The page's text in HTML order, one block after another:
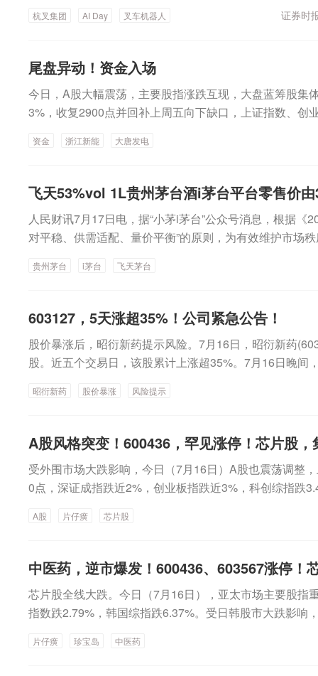
统研发验证过程中组织开展相应的仿真、场地及道路试
人的水平，同时不得对用户及其他道路使用者造成不合
和执行要求。三是规范人机交互与用户告知要求，防范
动驾驶系统的激活和退出过程应安全，并明确就绪、激活
的提示规范。对于L3级自动驾驶系统还应具备驾驶人接
引导用户正确认知与使用。四是完善多维度检验检测方
标准构建“企业保障能力检验+安全档案检验+确认性试验
对企业安全保障能力和产品安全档案的完整性和鲁棒性
国财政部长贝森特称，美国可能明日与伊朗达成协议以
宣布。我不会辞职，我会继续任职。”他表示，有人称伊
致，他们的目的是以此来制造分歧。政府与军方力量“完
位交给无能之人”。此前一段时间，有传闻称佩泽希齐扬
成交同比涨超三成据深圳市房地产信息平台数据，7月全
比上涨32.5%。拉长周期看，1—7月新房累计成交35104
住宅累计成交21935套，同比下降10.6%，降幅较上半
资调研数据出炉，电子热度居首7月以来，外资机构共调
高端制造领域成为绝对焦点。从行业分布来看，电子、机
业合计贡献超半数调研公司。在调研热潮背后，摩根大
来，股票私募已连续4周加仓，整体仓位刷新近220周新
元，其中百亿私募贡献近七成。券商这一业务，新增流动
者从业内获悉，为进一步完善证券行业风险管理体系，夯
险管理基础，中证协对《证券公司流动性风险管理指引
能为引擎的智慧物流解决方案引领者全面转型。图为杭
开解读了“LogiMind”杭叉智枢模型的技术架构。该模型采
的大小脑架构——云端负责顶层统筹与全局调度，本地小
策。杭叉集团首席科学家、具身智能研究院院长陶熠昆
段极不平衡，关键在于数据的可获取性；叉车等工业车辆
场景，为“数据飞轮”的持续滚动提供了前提条件。与此同
量堆垛）。全系列共用“3D激光雷达+多目深度相机+端云
GV是“你告诉它怎么走，它就怎么走”；叉车机器人是“你
办法完成”。它替代的不是司机的手脚，是司机从判断到
董事长赵礼敏表示，以工业车辆为代表的物流装备正从“自
史，在工业车辆领域拥有超过五十年的研发制造经验。产
持续位列国内行业前茅，据美国《MMH现代物料搬运杂
收入排名，杭叉集团位列世界第8位。值得一提的是，除
平台，引进大量优秀人才，并制定了详细的产业发展规
球顶尖的智能物流整体解决方案供应商。“我们的目标非
赴，做国内顶尖、全球一流的机器人企业。方向认准了，
杭叉集团 AI Day 叉车机器人 证券时
尾盘异动！资金入场
今日，A股大幅震荡，主要股指涨跌互现，大盘蓝筹股集
3%，收复2900点并回补上周五向下缺口，上证指数、创
0ETF华夏(588000)一度回升翻红，创业板ETF易方达
额新高。盘面上，油气开采、酿酒、保险、电力等板块
概念、光刻机、存储芯片等板块跌幅居前。Wind实时监
得逾130亿元主力资金净流入，公用事业获得逾91亿元净
元净流入，食品饮料获得逾54亿元净流入，非银金融、
入，家用电器连续8日获得净流入。电子行业遭主力资金
板块获得超80亿元净流入，智能交通、算力租赁、顺周
流出超百亿元。个股方面，紫光股份获得69亿元主力资
2亿元净流入，宁德时代、新易盛、九安医疗、中国平安
石油股继续上攻，板块指数高开高走飙升逾7%，日K线
3%，重新站上90美元/桶，纽约商品交易所WTI原油8月
美元/桶，创1个多月来新高。国内原油期货主力合约今日
涨17.53%，液化气主力合约更是飙升10.72%，7月暴涨
新能(600032)临近收盘最后5分钟涨停，大唐发电、京能
增长7000万—9000万千瓦，若出现大范围极端高温天气
瓦。此外，高股息的煤炭、白酒、保险、电信服务等板块
盈率、低市净率等板块均大幅上涨。展望后市，财通证券
底，美联储会议可能重新校准加息可能性，A股科技业绩
资金 浙江新能 大唐发电
飞天53%vol 1L贵州茅台酒i茅台平台零售价
人民财讯7月17日电，据“小茅i茅台”公众号消息，根据
对平稳、供需适配、量价平衡”的原则，为有效维护市场
调整为3269元/瓶。
贵州茅台 i茅台 飞天茅台
603127，5天涨超35%！公司紧急公告！
股价暴涨后，昭衍新药提示风险。7月16日，昭衍新药
股。近五个交易日，该股累计上涨超35%。7月16日晚间
20%，根据《上海证券交易所交易规则》的有关规定，
股股东、实际控制人确认不存在应披露而未披露的重大
较大，存在市场情绪过热、非理性炒作风险，交易风险
风险。公告还称，公司生物资产公允价值受多种不确定
波动风险。敬请广大投资者注意二级市场交易风险，理性
息显示，昭衍新药是目前国内自有猴群规模最大的CRO
9亿元，同比暴增884.9%至1377.4%，实验猴持续涨价是
的战略资源之一。实验猴价格变动主要源于供需结构变化
需呈偏紧状态；然而，国内猴子进口政策出现松动迹象
来价格走势仍需持续观察。（e公司）
昭衍新药 股价暴涨 风险提示
A股风格突变！600436，罕见涨停！芯片股，
受外围市场大跌影响，今日（7月16日）A股也震荡调整
0点，深证成指跌近2%，创业板指跌近3%，科创综指跌
前，玻璃玻纤、MLCC概念、存储芯片、光刻机等板块跌
入，传媒获得逾40亿元净流入，电子、房地产、汽车均
金融遭主力资金净流出逾34亿元，公用事业净流出逾13
等也净流出。概念板块方面，AI应用板块获得逾88亿元
得逾80亿元净流入，5G应用获得逾70亿元净流入，云计
元净流入。存储芯片板块遭主力资金净流出逾75亿元，
A股 片仔癀 芯片股
中医药，逆市爆发！600436、603567涨停！
芯片股全线大跌。今日（7月16日），亚太市场主要股指
指数跌2.79%，韩国综指跌6.37%。受日韩股市大跌影响
创综指跌3.43%。市场成交进一步萎缩至2.42万亿元，创
片仔癀 珍宝岛 中医药